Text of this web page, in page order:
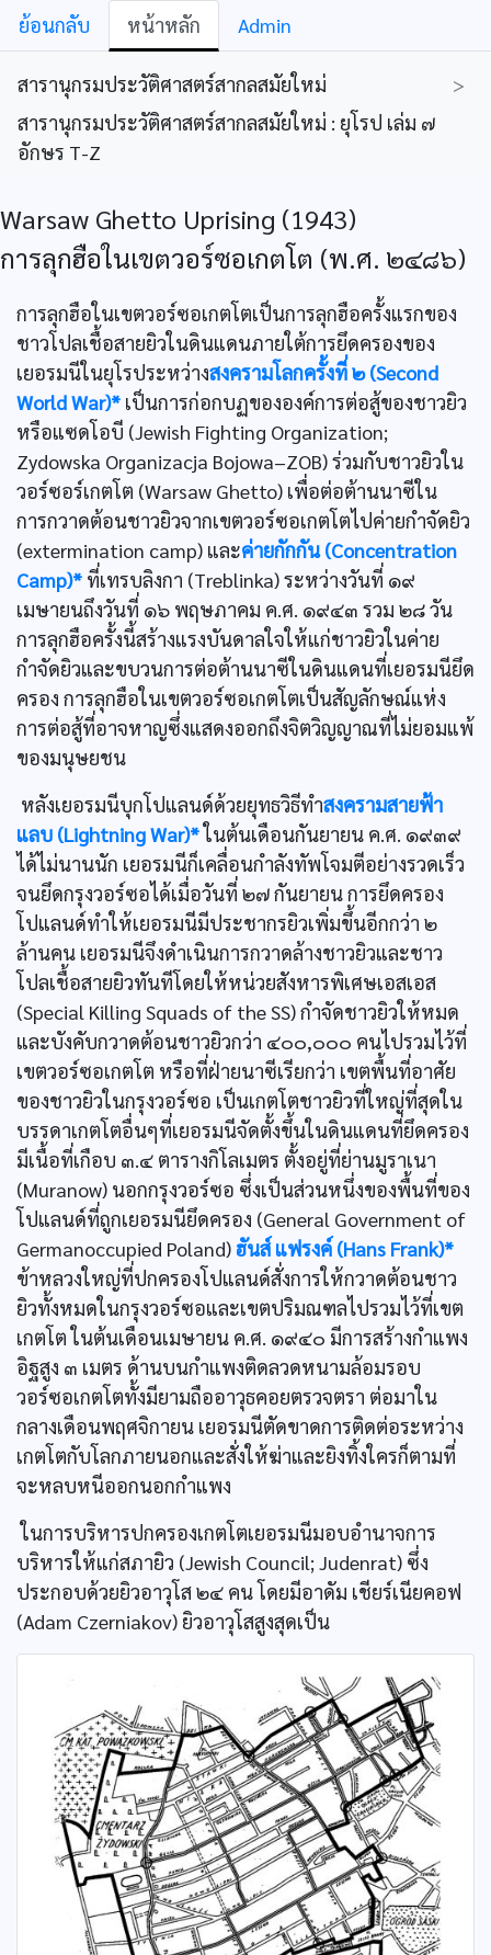
ย้อนกลับ หน้าหลัก Admin
สารานุกรมประวัติศาสตร์สากลสมัยใหม่
>
สารานุกรมประวัติศาสตร์สากลสมัยใหม่ : ยุโรป เล่ม ๗
อักษร T-Z
Warsaw Ghetto Uprising (1943)
การลุกฮือในเขตวอร์ซอเกตโต (พ.ศ. ๒๔๘๖)
การลุกฮือในเขตวอร์ซอเกตโตเป็นการลุกฮือครั้งแรกของ
ชาวโปลเชื้อสายยิวในดินแดนภายใต้การยึดครองของ
เยอรมนีในยุโรประหว่างสงครามโลกครั้งที่ ๒ (Second
World War)* เป็นการก่อกบฏขององค์การต่อสู้ของชาวยิว
หรือแซดโอบี (Jewish Fighting Organization;
Zydowska Organizacja Bojowa–ZOB) ร่วมกับชาวยิวใน
วอร์ซอร์เกตโต (Warsaw Ghetto) เพื่อต่อต้านนาซีใน
การกวาดต้อนชาวยิวจากเขตวอร์ซอเกตโตไปค่ายกำจัดยิว
(extermination camp) และค่ายกักกัน (Concentration
Camp)* ที่เทรบลิงกา (Treblinka) ระหว่างวันที่ ๑๙
เมษายนถึงวันที่ ๑๖ พฤษภาคม ค.ศ. ๑๙๔๓ รวม ๒๘ วัน
การลุกฮือครั้งนี้สร้างแรงบันดาลใจให้แก่ชาวยิวในค่าย
กำจัดยิวและขบวนการต่อต้านนาซีในดินแดนที่เยอรมนียึด
ครอง การลุกฮือในเขตวอร์ซอเกตโตเป็นสัญลักษณ์แห่ง
การต่อสู้ที่อาจหาญซึ่งแสดงออกถึงจิตวิญญาณที่ไม่ยอมแพ้
ของมนุษยชน
หลังเยอรมนีบุกโปแลนด์ด้วยยุทธวิธีทำสงครามสายฟ้า
แลบ (Lightning War)*ในต้นเดือนกันยายน ค.ศ. ๑๙๓๙
ได้ไม่นานนัก เยอรมนีก็เคลื่อนกำลังทัพโจมตีอย่างรวดเร็ว
จนยึดกรุงวอร์ซอได้เมื่อวันที่ ๒๗ กันยายน การยึดครอง
โปแลนด์ทำให้เยอรมนีมีประชากรยิวเพิ่มขึ้นอีกกว่า ๒
ล้านคน เยอรมนีจึงดำเนินการกวาดล้างชาวยิวและชาว
โปลเชื้อสายยิวทันทีโดยให้หน่วยสังหารพิเศษเอสเอส
(Special Killing Squads of the SS) กำจัดชาวยิวให้หมด
และบังคับกวาดต้อนชาวยิวกว่า ๔๐๐,๐๐๐ คนไปรวมไว้ที่
เขตวอร์ซอเกตโต หรือที่ฝ่ายนาซีเรียกว่า เขตพื้นที่อาศัย
ของชาวยิวในกรุงวอร์ซอ เป็นเกตโตชาวยิวที่ใหญ่ที่สุดใน
บรรดาเกตโตอื่นๆที่เยอรมนีจัดตั้งขึ้นในดินแดนที่ยึดครอง
มีเนื้อที่เกือบ ๓.๔ ตารางกิโลเมตร ตั้งอยู่ที่ย่านมูราเนา
(Muranow) นอกกรุงวอร์ซอ ซึ่งเป็นส่วนหนึ่งของพื้นที่ของ
โปแลนด์ที่ถูกเยอรมนียึดครอง (General Government of
Germanoccupied Poland) ฮันส์ แฟรงค์ (Hans Frank)*
ข้าหลวงใหญ่ที่ปกครองโปแลนด์สั่งการให้กวาดต้อนชาว
ยิวทั้งหมดในกรุงวอร์ซอและเขตปริมณฑลไปรวมไว้ที่เขต
เกตโต ในต้นเดือนเมษายน ค.ศ. ๑๙๔๐ มีการสร้างกำแพง
อิฐสูง ๓ เมตร ด้านบนกำแพงติดลวดหนามล้อมรอบ
วอร์ซอเกตโตทั้งมียามถืออาวุธคอยตรวจตรา ต่อมาใน
กลางเดือนพฤศจิกายน เยอรมนีตัดขาดการติดต่อระหว่าง
เกตโตกับโลกภายนอกและสั่งให้ฆ่าและยิงทิ้งใครก็ตามที่
จะหลบหนีออกนอกกำแพง
ในการบริหารปกครองเกตโตเยอรมนีมอบอำนาจการ
บริหารให้แก่สภายิว (Jewish Council; Judenrat) ซึ่ง
ประกอบด้วยยิวอาวุโส ๒๔ คน โดยมีอาดัม เชียร์เนียคอฟ
(Adam Czerniakov) ยิวอาวุโสสูงสุดเป็น